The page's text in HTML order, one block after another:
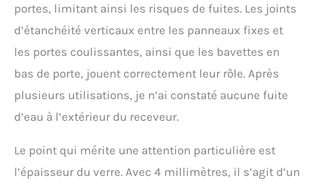
portes, limitant ainsi les risques de fuites. Les joints
d’étanchéité verticaux entre les panneaux fixes et
les portes coulissantes, ainsi que les bavettes en
bas de porte, jouent correctement leur rôle. Après
plusieurs utilisations, je n’ai constaté aucune fuite
d’eau à l’extérieur du receveur.
Le point qui mérite une attention particulière est
l’épaisseur du verre. Avec 4 millimètres, il s’agit d’un